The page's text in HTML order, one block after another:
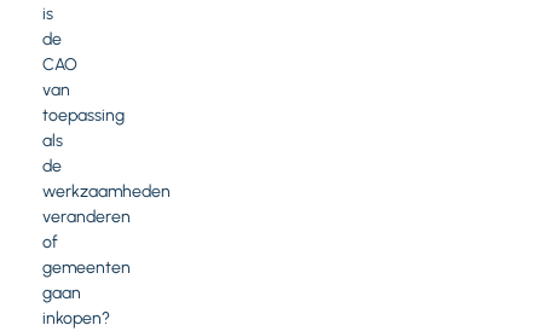
is
de
CAO
van
toepassing
als
de
werkzaamheden
veranderen
of
gemeenten
gaan
inkopen?